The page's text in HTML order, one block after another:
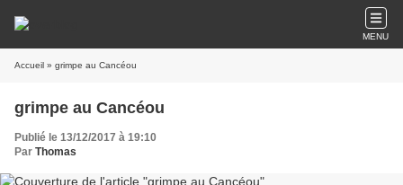
MENU
Accueil » grimpe au Cancéou
grimpe au Cancéou
Publié le 13/12/2017 à 19:10
Par Thomas